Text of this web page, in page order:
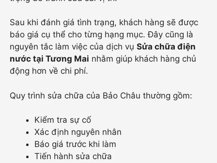
Sau khi đánh giá tình trạng, khách hàng sẽ được
báo giá cụ thể cho từng hạng mục. Đây cũng là
nguyên tắc làm việc của dịch vụ Sửa chữa điện
nước tại Tương Mai nhằm giúp khách hàng chủ
động hơn về chi phí.
Quy trình sửa chữa của Bảo Châu thường gồm:
Kiểm tra sự cố
Xác định nguyên nhân
Báo giá trước khi làm
Tiến hành sửa chữa